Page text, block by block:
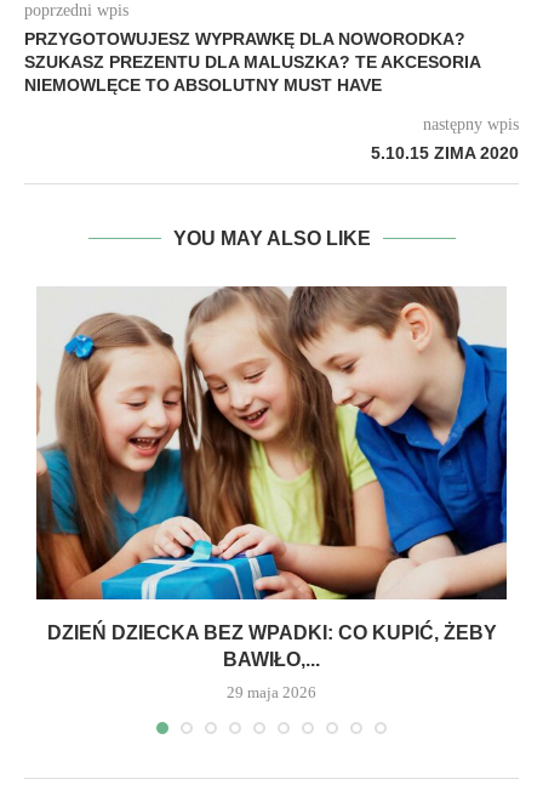
poprzedni wpis
PRZYGOTOWUJESZ WYPRAWKĘ DLA NOWORODKA?
SZUKASZ PREZENTU DLA MALUSZKA? TE AKCESORIA
NIEMOWLĘCE TO ABSOLUTNY MUST HAVE
następny wpis
5.10.15 ZIMA 2020
YOU MAY ALSO LIKE
DZIEŃ DZIECKA BEZ WPADKI: CO KUPIĆ, ŻEBY
BAWIŁO,...
29 maja 2026